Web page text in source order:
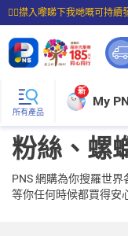
☝🏼㩒入嚟睇下我哋嘅可持續
⭐購物滿$399即享免費送貨
所有產品
新
My
粉絲、螺
PNS 網購為你搜羅世
等你任何時候都買得安